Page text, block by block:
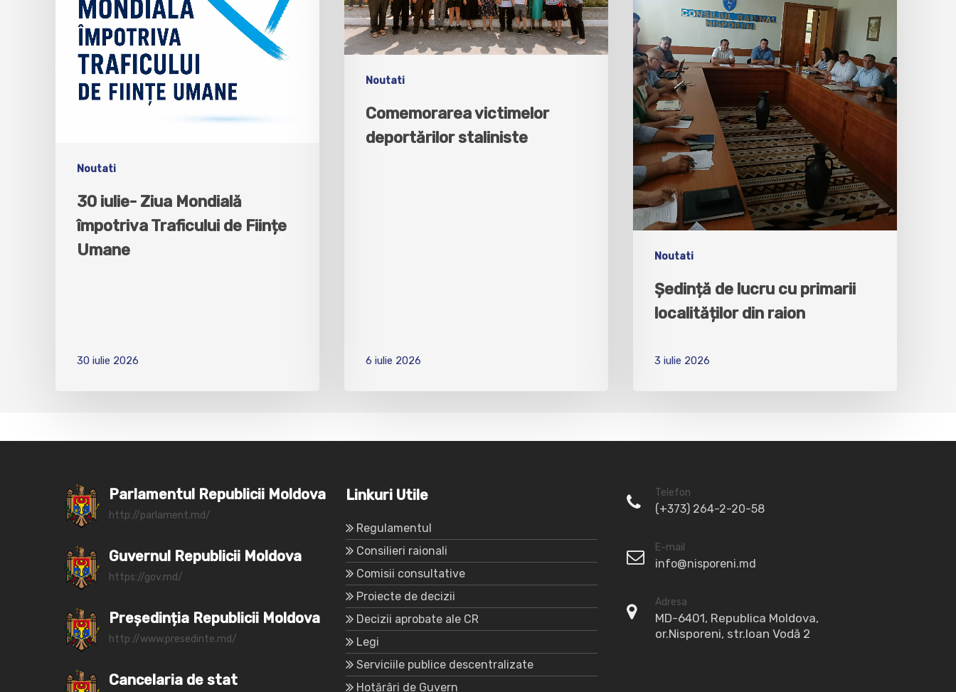
Noutati
30 iulie- Ziua Mondială
împotriva Traficului de Ființe
Umane
30 iulie 2026
Noutati
Comemorarea victimelor
deportărilor staliniste
6 iulie 2026
Noutati
Ședință de lucru cu primarii
localităților din raion
3 iulie 2026
Parlamentul Republicii Moldova
http://parlament.md/
Guvernul Republicii Moldova
https://gov.md/
Președinția Republicii Moldova
http://www.presedinte.md/
Cancelaria de stat
Linkuri Utile
Regulamentul
Consilieri raionali
Comisii consultative
Proiecte de decizii
Decizii aprobate ale CR
Legi
Serviciile publice descentralizate
Hotărâri de Guvern
Telefon
(+373) 264-2-20-58
E-mail
info@nisporeni.md
Adresa
MD-6401, Republica Moldova,
or.Nisporeni, str.Ioan Vodă 2